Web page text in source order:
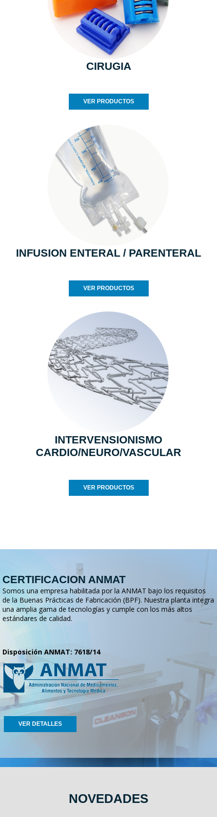
CIRUGIA
VER PRODUCTOS
INFUSION ENTERAL / PARENTERAL
VER PRODUCTOS
INTERVENSIONISMO
CARDIO/NEURO/VASCULAR
VER PRODUCTOS
CERTIFICACION ANMAT
Somos una empresa habilitada por la ANMAT bajo los requisitos
de la Buenas Prácticas de Fabricación (BPF). Nuestra planta integra
una amplia gama de tecnologías y cumple con los más altos
estándares de calidad.
Disposición ANMAT: 7618/14
VER DETALLES
NOVEDADES